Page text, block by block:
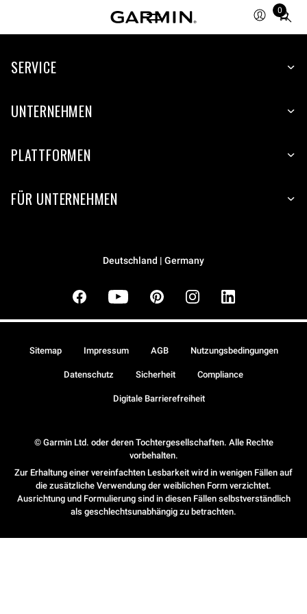
0
Total
SERVICE
UNTERNEHMEN
PLATTFORMEN
FÜR UNTERNEHMEN
Deutschland | Germany
© Garmin Ltd. oder deren Tochtergesellschaften. Alle Rechte
vorbehalten.
Zur Erhaltung einer vereinfachten Lesbarkeit wird in wenigen Fällen auf
die zusätzliche Verwendung der weiblichen Form verzichtet.
Ausrichtung und Formulierung sind in diesen Fällen selbstverständlich
als geschlechtsunabhängig zu betrachten.
Sitemap Impressum AGB Nutzungsbedingungen
Datenschutz Sicherheit Compliance
Digitale Barrierefreiheit